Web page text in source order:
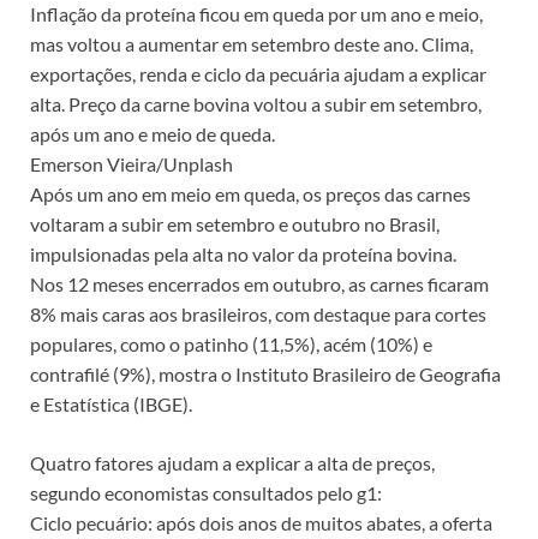
Inflação da proteína ficou em queda por um ano e meio,
mas voltou a aumentar em setembro deste ano. Clima,
exportações, renda e ciclo da pecuária ajudam a explicar
alta. Preço da carne bovina voltou a subir em setembro,
após um ano e meio de queda.
Emerson Vieira/Unplash
Após um ano em meio em queda, os preços das carnes
voltaram a subir em setembro e outubro no Brasil,
impulsionadas pela alta no valor da proteína bovina.
Nos 12 meses encerrados em outubro, as carnes ficaram
8% mais caras aos brasileiros, com destaque para cortes
populares, como o patinho (11,5%), acém (10%) e
contrafilé (9%), mostra o Instituto Brasileiro de Geografia
e Estatística (IBGE).
Quatro fatores ajudam a explicar a alta de preços,
segundo economistas consultados pelo g1:
Ciclo pecuário: após dois anos de muitos abates, a oferta